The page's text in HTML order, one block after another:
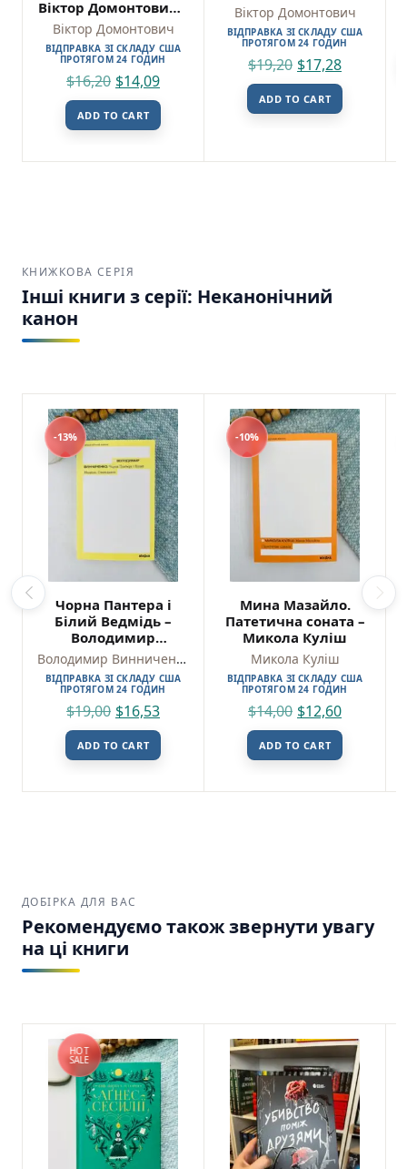
Віктор Домонтович –
Віхола
Віктор Домонтович
ВІДПРАВКА ЗІ СКЛАДУ США
ПРОТЯГОМ 24 ГОДИН
$16,20 $14,09
ADD TO CART
Віктор Домонтович
ВІДПРАВКА ЗІ СКЛАДУ США
ПРОТЯГОМ 24 ГОДИН
$19,20 $17,28
ADD TO CART
КНИЖКОВА СЕРІЯ
Інші книги з серії: Неканонічний
канон
-13%
Чорна Пантера і
Білий Ведмідь –
Володимир
Винниченко – ВіхолаВолодимир Винниченко
ВІДПРАВКА ЗІ СКЛАДУ США
ПРОТЯГОМ 24 ГОДИН
$19,00 $16,53
ADD TO CART
-10%
Мина Мазайло.
Патетична соната –
Микола Куліш
Микола Куліш
ВІДПРАВКА ЗІ СКЛАДУ США
ПРОТЯГОМ 24 ГОДИН
$14,00 $12,60
ADD TO CART
ДОБІРКА ДЛЯ ВАС
Рекомендуємо також звернути увагу
на ці книги
HOT
SALE